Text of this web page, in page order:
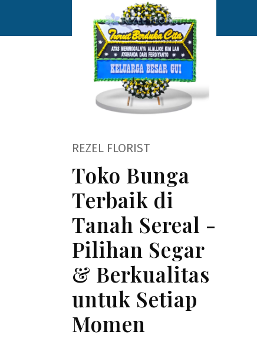
REZEL FLORIST
Toko Bunga
Terbaik di
Tanah Sereal -
Pilihan Segar
& Berkualitas
untuk Setiap
Momen